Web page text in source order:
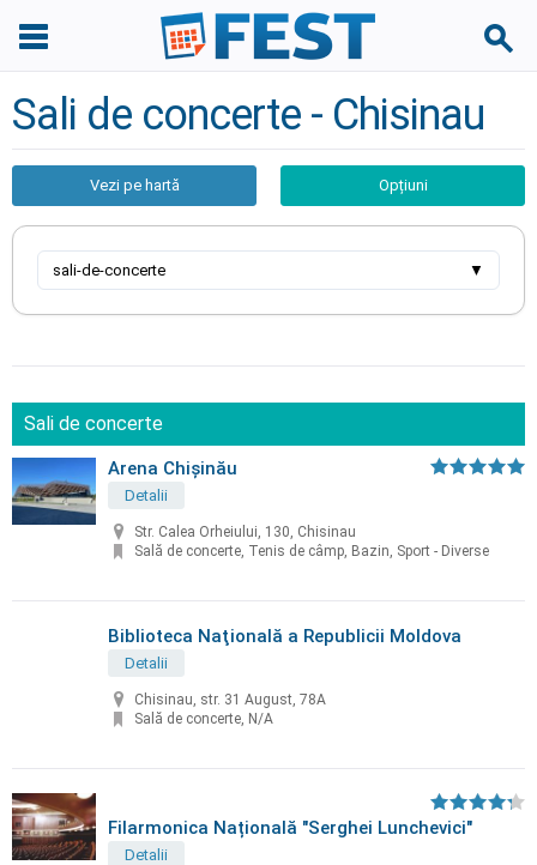
Sali de concerte - Chisinau
Vezi pe hartă Opțiuni
sali-de-concerte ▼
Sali de concerte
Arena Chișinău
Detalii
Str. Calea Orheiului, 130, Chisinau
Sală de concerte, Tenis de câmp, Bazin, Sport - Diverse
Biblioteca Naţională a Republicii Moldova
Detalii
Chisinau, str. 31 August, 78A
Sală de concerte, N/A
Filarmonica Națională "Serghei Lunchevici"
Detalii